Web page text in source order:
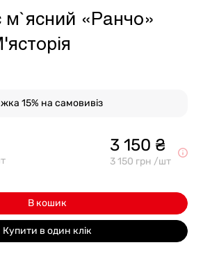
м`ясний «Ранчо»
15% на самовивіз
3 150 ₴
3 150 грн /шт
В кошик
Купити в один клік